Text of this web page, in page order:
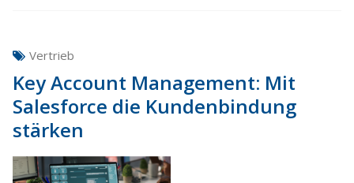
Vertrieb
Key Account Management: Mit
Salesforce die Kundenbindung
stärken